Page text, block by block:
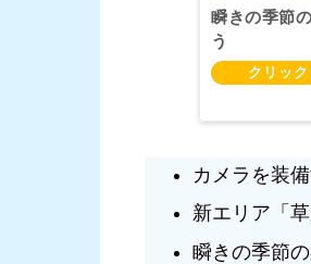
瞬きの季節
う
カメラを装
新エリア「
瞬きの季節